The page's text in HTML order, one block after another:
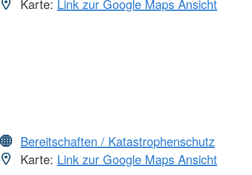
Karte: Link zur Google Maps Ansicht
Bereitschaften / Katastrophenschutz
Karte: Link zur Google Maps Ansicht